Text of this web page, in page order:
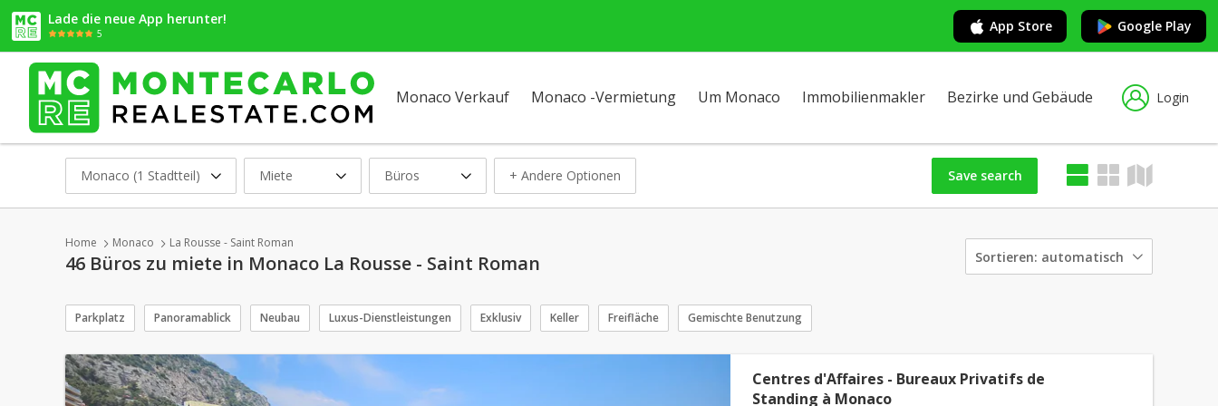
Lade die neue App herunter!
5 App Store Google Play
Monaco Verkauf Monaco -Vermietung Um Monaco Immobilienmakler Bezirke und Gebäude Login
Monaco (1 Stadtteil) Miete Büros + Andere Optionen
Sortieren: automatisch
Save search
Home Monaco La Rousse - Saint Roman
46 Büros zu miete in Monaco La Rousse - Saint Roman
Parkplatz Panoramablick Neubau Luxus-Dienstleistungen Exklusiv Keller Freifläche Gemischte Benutzung
Centres d'Affaires - Bureaux Privatifs de
Standing à Monaco